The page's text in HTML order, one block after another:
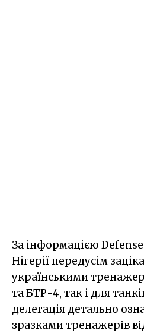
За інформацією Defense
Нігерії передусім
українськими
та БТР-4, так і для
делегація детально
зразками тренажерів